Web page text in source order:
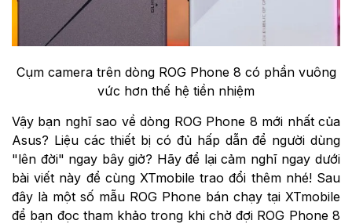
Cụm camera trên dòng ROG Phone 8 có phần vuông
vức hơn thế hệ tiền nhiệm​
Vậy bạn nghĩ sao về dòng ROG Phone 8 mới nhất của
Asus? Liệu các thiết bị có đủ hấp dẫn để người dùng
"lên đời" ngay bây giở? Hãy để lại cảm nghĩ ngay dưới
bài viết này để cùng XTmobile trao đổi thêm nhé! Sau
đây là một số mẫu ROG Phone bán chạy tại XTmobile
để bạn đọc tham khảo trong khi chờ đợi ROG Phone 8